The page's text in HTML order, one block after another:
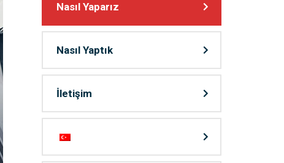
Nasıl Yaparız
Nasıl Yaptık
İletişim